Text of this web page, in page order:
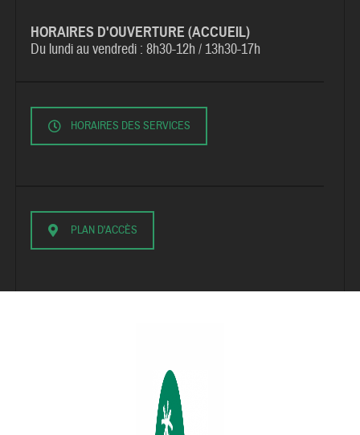
HORAIRES D'OUVERTURE (ACCUEIL)
Du lundi au vendredi :8h30-12h / 13h30-17h
HORAIRES DES SERVICES
PLAN D'ACCÈS